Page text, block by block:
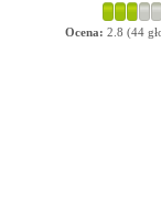
Ocena: 2.8 (44